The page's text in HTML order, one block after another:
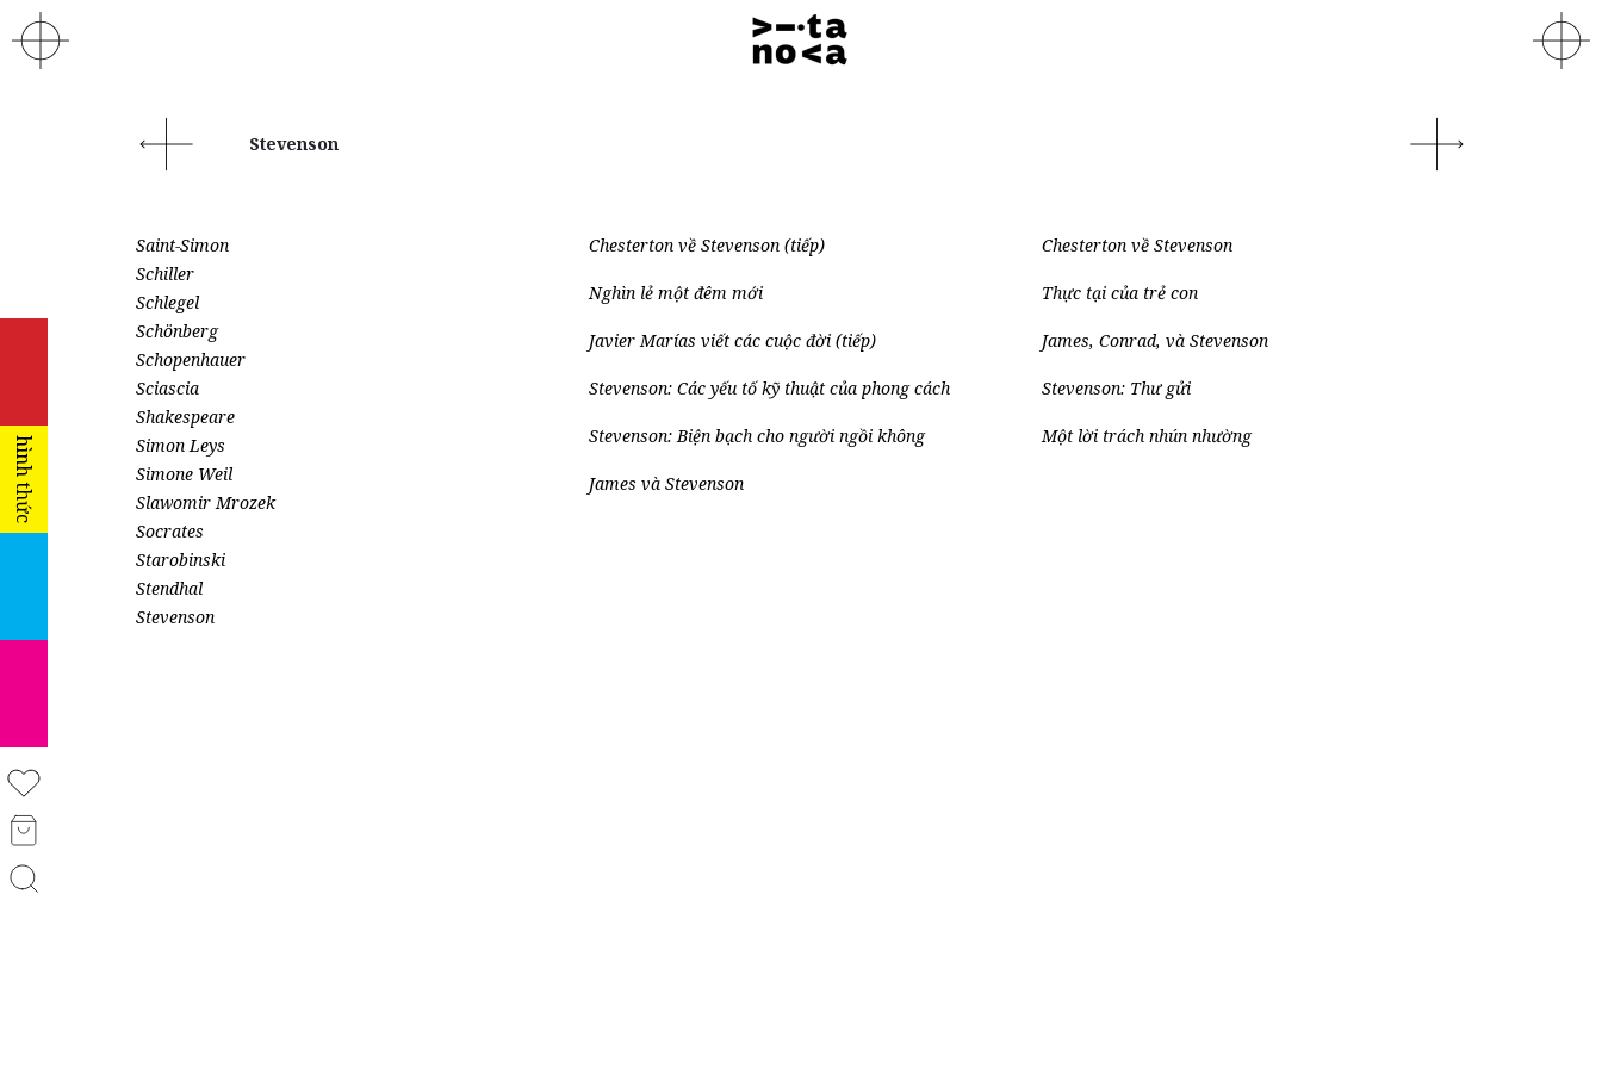
hình thức
Stevenson
Saint-Simon
Schiller
Schlegel
Schönberg
Schopenhauer
Sciascia
Shakespeare
Simon Leys
Simone Weil
Slawomir Mrozek
Socrates
Starobinski
Stendhal
Stevenson
Chesterton về Stevenson (tiếp) Chesterton về Stevenson
Nghìn lẻ một đêm mới Thực tại của trẻ con
Javier Marías viết các cuộc đời (tiếp) James, Conrad, và Stevenson
Stevenson: Các yếu tố kỹ thuật của phong cách Stevenson: Thư gửi
Stevenson: Biện bạch cho người ngồi không Một lời trách nhún nhường
James và Stevenson